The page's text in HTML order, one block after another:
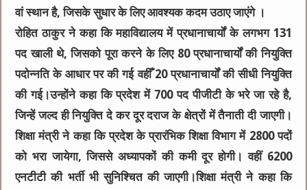
वां स्थान है, जिसके सुधार के लिए आवश्यक कदम उठाए जाएंगे ।
रोहित ठाकुर ने कहा कि महाविद्यालय में प्रधानाचार्यों के लगभग 131
पद खाली थे, जिसको पूरा करने के लिए 80 प्रधानाचार्यों की नियुक्ति
पदोन्नति के आधार पर की गई वहीँ 20 प्रधानाचार्यों की सीधी नियुक्ति
की गई।उन्होंने कहा कि प्रदेश में 700 पद पीजीटी के भरे जा रहे है,
जिन्हें जल्द ही नियुक्ति दे कर दूर दराज के क्षेत्रों में तैनाती दी जाएगी।
शिक्षा मंत्री ने कहा कि प्रदेश के प्रारंभिक शिक्षा विभाग में 2800 पदों
को भरा जायेगा, जिससे अध्यापकों की कमी दूर होगी। वहीं 6200
एनटीटी की भर्ती भी सुनिश्चित की जाएगी।शिक्षा मंत्री ने कहा कि